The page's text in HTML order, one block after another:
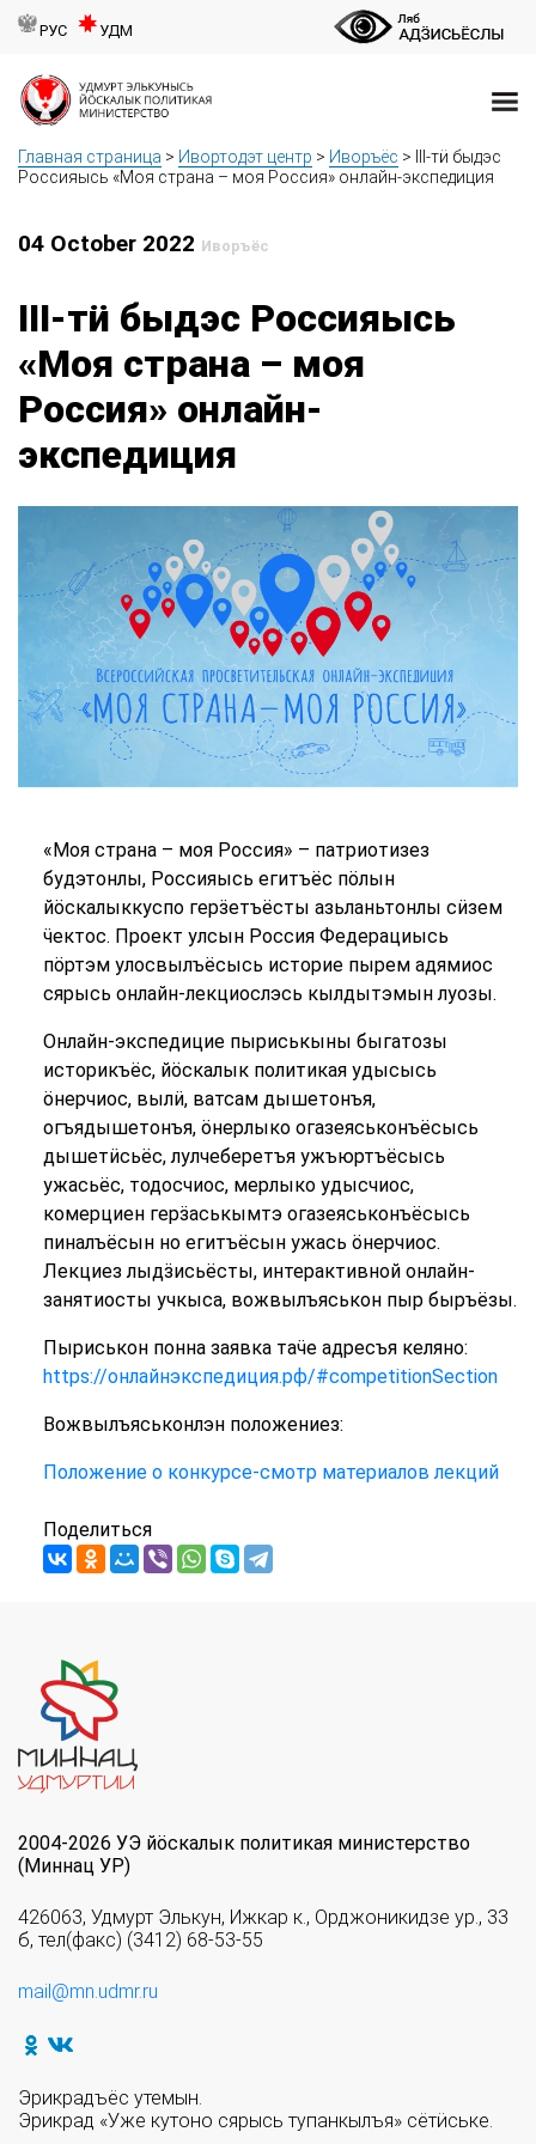
РУС УДМ
Главная страница > Ивортодэт центр > Иворъёс >
III-тӥ быдэс
Россияысь «Моя страна – моя Россия» онлайн-экспедиция
04 October 2022 Иворъёс
III-тӥ быдэс Россияысь
«Моя страна – моя
Россия» онлайн-
экспедиция
«Моя страна – моя Россия» – патриотизез
будэтонлы, Россияысь егитъёс пӧлын
йӧскалыккуспо герӟетъёсты азьланьтонлы сӥзем
ӵектос. Проект улсын Россия Федерациысь
пӧртэм улосвылъёсысь историе пырем адямиос
сярысь онлайн-лекциослэсь кылдытэмын луозы.
Онлайн-экспедицие пыриськыны быгатозы
историкъёс, йӧскалык политикая удысысь
ӧнерчиос, вылӥ, ватсам дышетонъя,
огъядышетонъя, ӧнерлыко огазеяськонъёсысь
дышетӥсьёс, лулчеберетъя ужъюртъёсысь
ужасьёс, тодосчиос, мерлыко удысчиос,
комерциен герӟаськымтэ огазеяськонъёсысь
пиналъёсын но егитъёсын ужась ӧнерчиос.
Лекциез лыдӟисьёсты, интерактивной онлайн-
занятиосты учкыса, вожвылъяськон пыр быръёзы.
Пыриськон понна заявка таӵе адресъя келяно:
https://онлайнэкспедиция.рф/#competitionSection
Вожвылъяськонлэн положениез:
Положение о конкурсе-смотр материалов лекций
Поделиться
2004-2026 УЭ йöскалык политикая министерство
(Миннац УР)
426063, Удмурт Элькун, Ижкар к., Орджоникидзе ур., 33
б, тел(факс) (3412) 68-53-55
mail@mn.udmr.ru
Эрикрадъёс утемын.
Эрикрад «Уже кутоно сярысь тупанкылъя» сётӥське.